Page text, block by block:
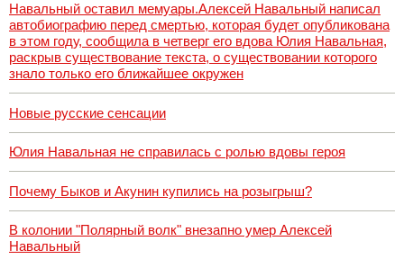
Навальный оставил мемуары.Алексей Навальный написал
автобиографию перед смертью, которая будет опубликована
в этом году, сообщила в четверг его вдова Юлия Навальная,
раскрыв существование текста, о существовании которого
знало только его ближайшее окружен
Новые русские сенсации
Юлия Навальная не справилась с ролью вдовы героя
Почему Быков и Акунин купились на розыгрыш?
В колонии "Полярный волк" внезапно умер Алексей
Навальный